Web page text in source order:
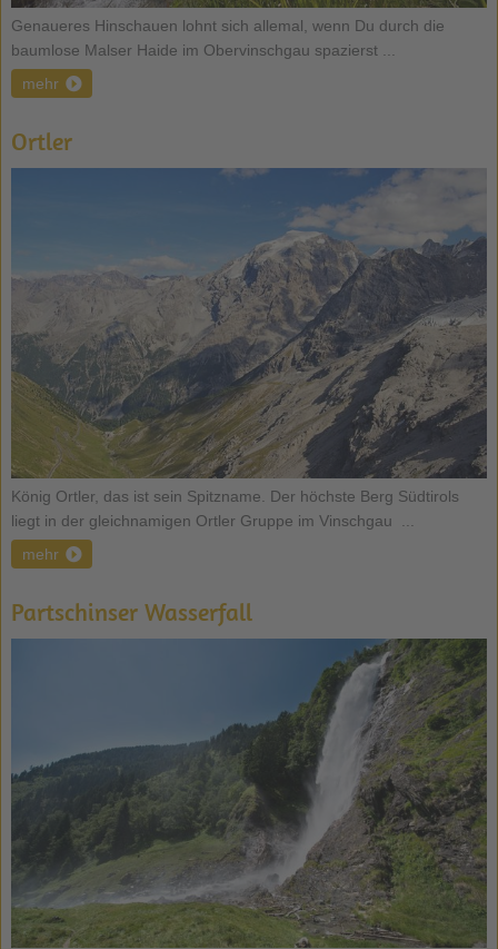
Genaueres Hinschauen lohnt sich allemal, wenn Du durch die
baumlose Malser Haide im Obervinschgau spazierst ...
mehr
Ortler
König Ortler, das ist sein Spitzname. Der höchste Berg Südtirols
liegt in der gleichnamigen Ortler Gruppe im Vinschgau ...
mehr
Partschinser Wasserfall